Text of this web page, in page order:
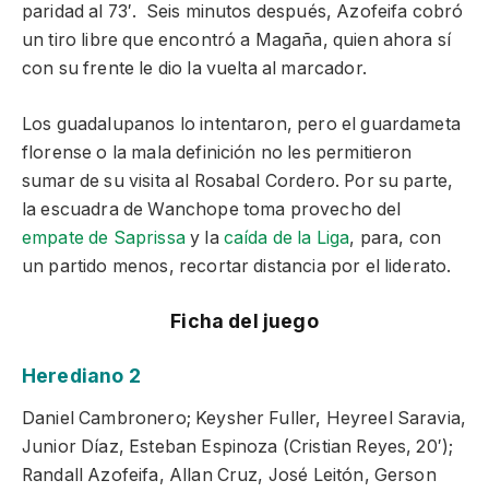
paridad al 73′. Seis minutos después, Azofeifa cobró
un tiro libre que encontró a Magaña, quien ahora sí
con su frente le dio la vuelta al marcador.
Los guadalupanos lo intentaron, pero el guardameta
florense o la mala definición no les permitieron
sumar de su visita al Rosabal Cordero. Por su parte,
la escuadra de Wanchope toma provecho del
empate de Saprissay la caída de la Liga, para, con
un partido menos, recortar distancia por el liderato.
Ficha del juego
Herediano 2
Daniel Cambronero; Keysher Fuller, Heyreel Saravia,
Junior Díaz, Esteban Espinoza (Cristian Reyes, 20′);
Randall Azofeifa, Allan Cruz, José Leitón, Gerson